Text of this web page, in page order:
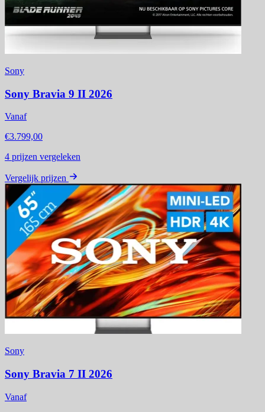
Sony
Sony Bravia 9 II 2026
Vanaf
€3.799,00
4 prijzen vergeleken
Vergelijk prijzen
Sony
Sony Bravia 7 II 2026
Vanaf